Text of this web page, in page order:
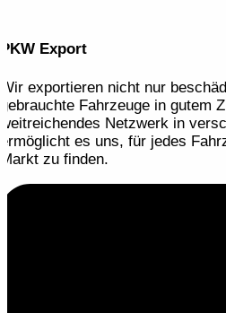
PKW Export
Wir exportieren nicht nur
gebrauchte Fahrzeuge in gutem
weitreichendes Netzwerk in
ermöglicht es uns, für jedes
Markt zu finden.